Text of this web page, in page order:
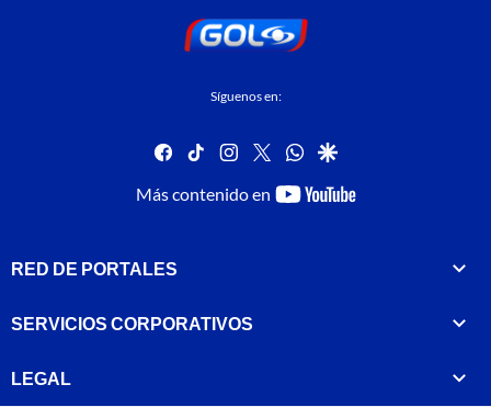
Síguenos en:
facebook
tiktok instagram
twitterwhatsapp
google
Más contenido en
youtube-
RED DE PORTALES
SERVICIOS CORPORATIVOS
LEGAL